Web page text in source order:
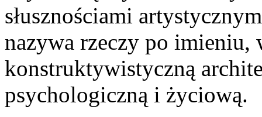
słusznościami
nazywa rzeczy po
konstruktywistyczną
psychologiczną i życiową.